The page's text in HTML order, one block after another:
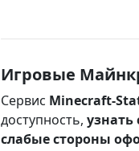
Игровые
Сервис Minecraft-
доступность, узнать
слабые стороны